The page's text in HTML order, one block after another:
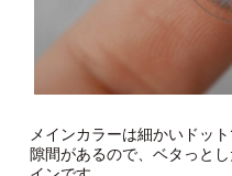
メインカラーは細かいドッ
隙間があるので、ベタっと